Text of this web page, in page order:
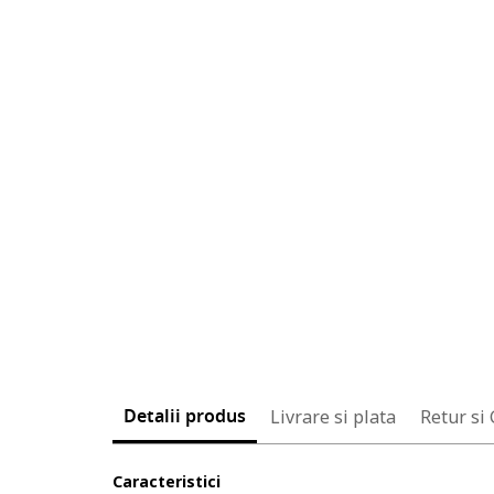
Detalii produs Livrare si plata Retur si
Caracteristici